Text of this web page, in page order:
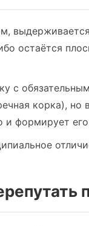
остаётся
с
корка), но
и формирует